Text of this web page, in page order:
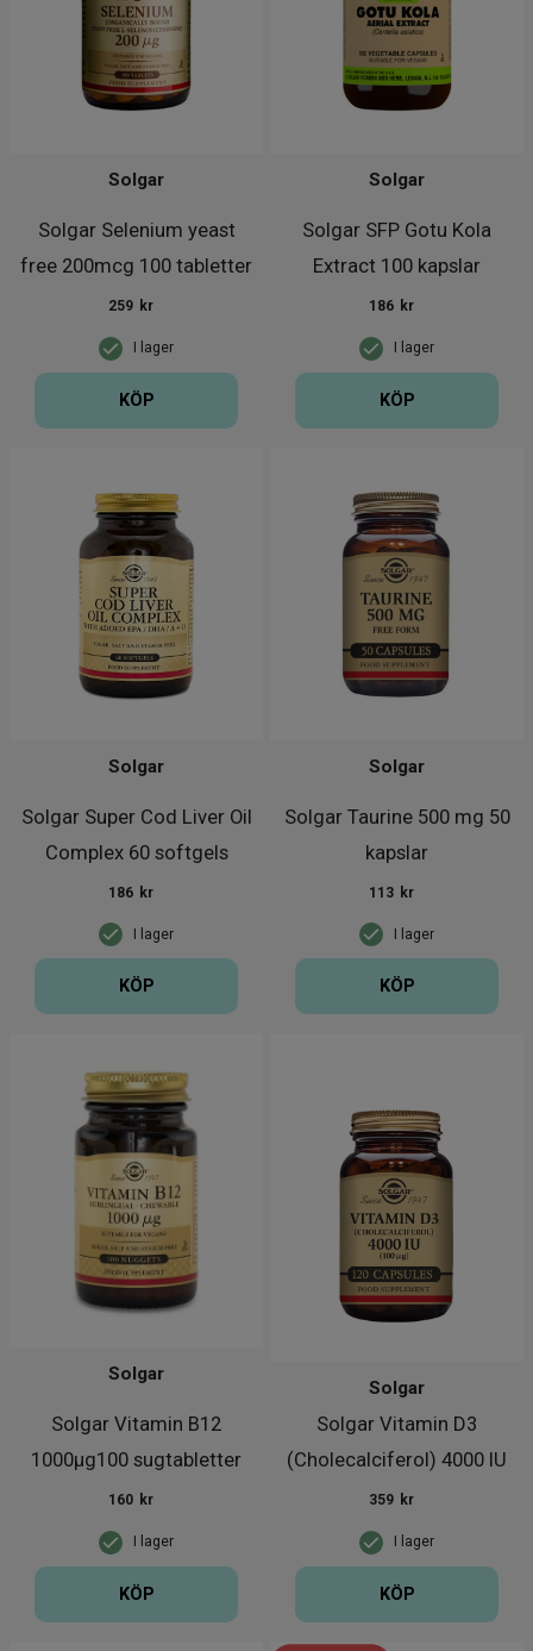
Solgar Selenium yeast
free 200mcg 100 tabletter
Solgar
I lager
259 kr
KÖP
Solgar SFP Gotu Kola
Extract 100 kapslar
Solgar
I lager
186 kr
KÖP
Solgar Super Cod Liver Oil
Complex 60 softgels
Solgar
I lager
186 kr
KÖP
Solgar Taurine 500 mg 50
kapslar
Solgar
I lager
113 kr
KÖP
Solgar Vitamin B12
1000µg100 sugtabletter
Solgar
I lager
160 kr
KÖP
Solgar Vitamin D3
(Cholecalciferol) 4000 IU
(100 µ
Solgar
I lager
359 kr
KÖP